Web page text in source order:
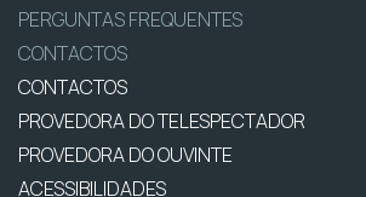
PERGUNTAS FREQUENTES
CONTACTOS
CONTACTOS
PROVEDORA DO TELESPECTADOR
PROVEDORA DO OUVINTE
ACESSIBILIDADES